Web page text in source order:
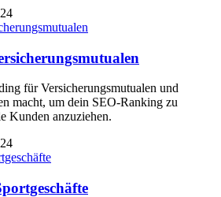
für Versicherungsmutualen und
macht, um dein SEO-Ranking zu
Kunden anzuziehen.